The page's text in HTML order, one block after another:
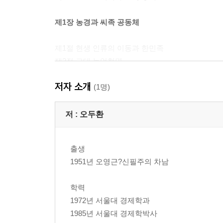
제1장 농경과 씨족 공동체
제2절 고대 농업혁명
제2장 (원)삼국 시대와 공납제
제3절 농업 경제와 부세제도
제4절 교역과 화폐
제3장 통일 신라 시대의 가산 귀족 관료제
제1절 가산 귀족 관료제와 식?녹읍제
저자 소개 (1명)
저 : 오두환
출생
1951년 오영근?신필주의 차남
학력
1972년 서울대 경제학과
1985년 서울대 경제학박사